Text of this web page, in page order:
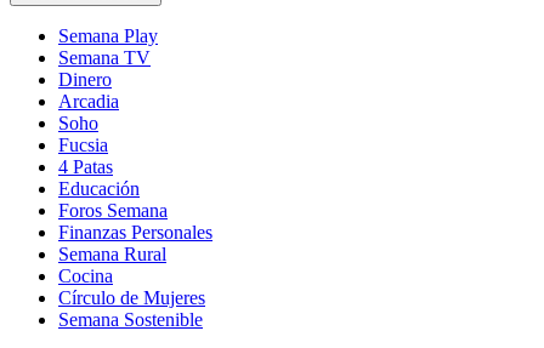
Semana Play
Semana TV
Dinero
Arcadia
Soho
in
new
window
Fucsia
in
new
window
4 Patas
Educación
Foros Semana
Finanzas Personales
Semana Rural
Cocina
Círculo de Mujeres
Semana Sostenible